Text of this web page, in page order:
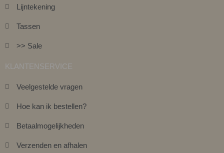
Lijntekening
Tassen
>> Sale
KLANTENSERVICE
Veelgestelde vragen
Hoe kan ik bestellen?
Betaalmogelijkheden
Verzenden en afhalen